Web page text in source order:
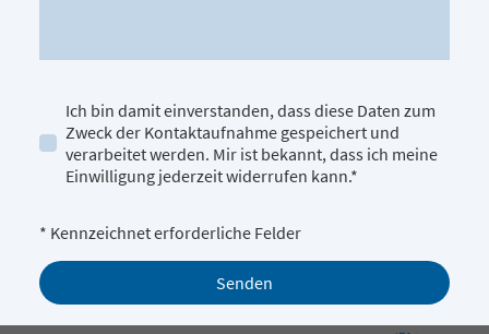
Ich bin damit einverstanden, dass diese Daten zum
Zweck der Kontaktaufnahme gespeichert und
verarbeitet werden. Mir ist bekannt, dass ich meine
Einwilligung jederzeit widerrufen kann.*
* Kennzeichnet erforderliche Felder
Senden